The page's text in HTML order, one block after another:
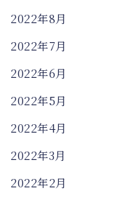
2022年8月
2022年7月
2022年6月
2022年5月
2022年4月
2022年3月
2022年2月